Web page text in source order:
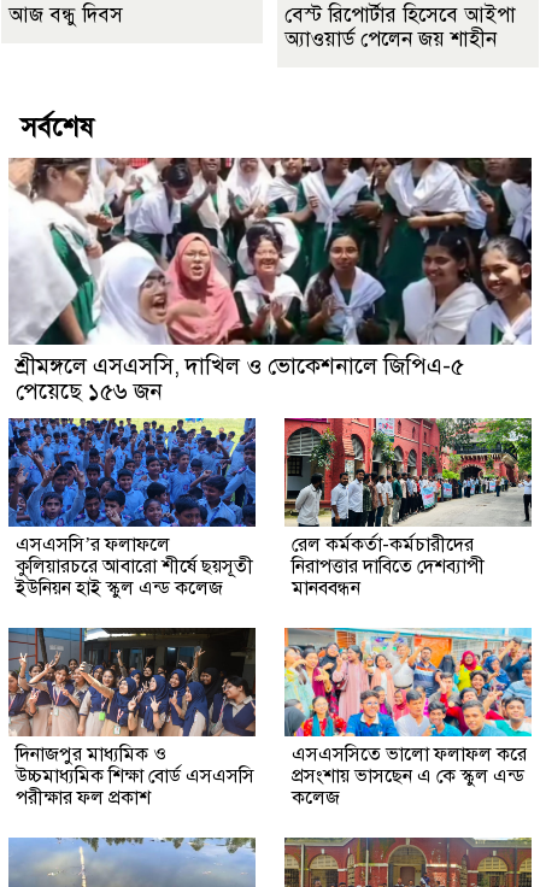
আজ বন্ধু দিবস
বেস্ট রিপোর্টার হিসেবে আইপা
অ্যাওয়ার্ড পেলেন জয় শাহীন
সর্বশেষ
শ্রীমঙ্গলে এসএসসি, দাখিল ও ভোকেশনালে জিপিএ-৫
পেয়েছে ১৫৬ জন
এসএসসি’র ফলাফলে
কুলিয়ারচরে আবারো শীর্ষে ছয়সূতী
ইউনিয়ন হাই স্কুল এন্ড কলেজ
রেল কর্মকর্তা-কর্মচারীদের
নিরাপত্তার দাবিতে দেশব্যাপী
মানববন্ধন
দিনাজপুর মাধ্যমিক ও
উচ্চমাধ্যমিক শিক্ষা বোর্ড এসএসসি
পরীক্ষার ফল প্রকাশ
এসএসসিতে ভালো ফলাফল করে
প্রসংশায় ভাসছেন এ কে স্কুল এন্ড
কলেজ